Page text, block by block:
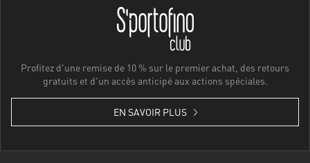
Profitez d'une remise de 10 % sur le premier achat, des retours
gratuits et d'un accès anticipé aux actions spéciales.
EN SAVOIR PLUS